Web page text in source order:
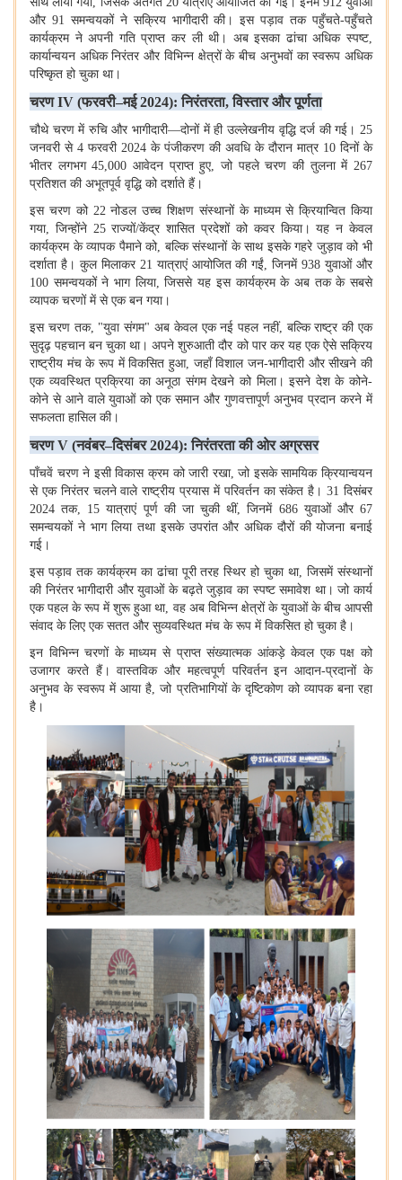
और 91 समन्वयकों ने सक्रिय भागीदारी की। इस पड़ाव तक पहुँचते-पहुँचते
कार्यक्रम ने अपनी गति प्राप्त कर ली थी। अब इसका ढांचा अधिक स्पष्ट,
कार्यान्वयन अधिक निरंतर और विभिन्न क्षेत्रों के बीच अनुभवों का स्वरूप अधिक
परिष्कृत हो चुका था।
चरणIV (फरवरी–मई2024):निरंतरता,विस्तार और पूर्णता
चौथे चरण में रुचि और भागीदारी—दोनों में ही उल्लेखनीय वृद्धि दर्ज की गई। 25
जनवरी से 4 फरवरी 2024 के पंजीकरण की अवधि के दौरान मात्र 10 दिनों के
भीतर लगभग45,000आवेदन प्राप्त हुए,जो पहले चरण की तुलना में267
प्रतिशत की अभूतपूर्व वृद्धि को दर्शाते हैं।
इस चरण को 22नोडल उच्च शिक्षण संस्थानों के माध्यम से क्रियान्वित किया
गया, जिन्होंने 25राज्यों/केंद्र शासित प्रदेशों को कवर किया। यह न केवल
कार्यक्रम के व्यापक पैमाने को, बल्कि संस्थानों के साथ इसके गहरे जुड़ाव को भी
दर्शाता है। कुल मिलाकर 21 यात्राएं आयोजित की गईं,जिनमें938युवाओं और
100 समन्वयकों ने भाग लिया,जिससे यह इस कार्यक्रम के अब तक के सबसे
व्यापक चरणों में से एक बन गया।
इस चरण तक, "युवा संगम" अब केवल एक नई पहल नहीं, बल्कि राष्ट्र की एक
सुदृढ़ पहचान बन चुका था। अपने शुरुआती दौर को पार कर यह एक ऐसे सक्रिय
राष्ट्रीय मंच के रूप में विकसित हुआ, जहाँ विशाल जन-भागीदारी और सीखने की
एक व्यवस्थित प्रक्रिया का अनूठा संगम देखने को मिला। इसने देश के कोने-
कोने से आने वाले युवाओं को एक समान और गुणवत्तापूर्ण अनुभव प्रदान करने में
सफलता हासिल की।
चरणV (नवंबर–दिसंबर2024):निरंतरता की ओर अग्रसर
पाँचवें चरण ने इसी विकास क्रम को जारी रखा,जो इसके सामयिक क्रियान्वयन
से एक निरंतर चलने वाले राष्ट्रीय प्रयास में परिवर्तन का संकेत है।31दिसंबर
2024तक, 15यात्राएं पूर्ण की जा चुकी थीं,जिनमें 686 युवाओं और67
समन्वयकों ने भाग लिया तथा इसके उपरांत और अधिक दौरों की योजना बनाई
गई।
इस पड़ाव तक कार्यक्रम का ढांचा पूरी तरह स्थिर हो चुका था,जिसमें संस्थानों
की निरंतर भागीदारी और युवाओं के बढ़ते जुड़ाव का स्पष्ट समावेश था। जो कार्य
एक पहल के रूप में शुरू हुआ था, वह अब विभिन्न क्षेत्रों के युवाओं के बीच आपसी
संवाद के लिए एक सतत और सुव्यवस्थित मंच के रूप में विकसित हो चुका है।
इन विभिन्न चरणों के माध्यम से प्राप्त संख्यात्मक आंकड़े केवल एक पक्ष को
उजागर करते हैं। वास्तविक और महत्वपूर्ण परिवर्तन इन आदान-प्रदानों के
अनुभव के स्वरूप में आया है,जो प्रतिभागियों के दृष्टिकोण को व्यापक बना रहा
है।